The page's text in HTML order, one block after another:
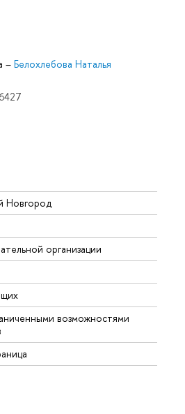
– Белохлебова Наталья
организации
возможностями